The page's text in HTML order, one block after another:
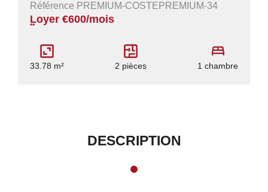
Référence PREMIUM-COSTEPREMIUM-34
Loyer €600/mois
**
33.78 m² 2 pièces 1 chambre
DESCRIPTION